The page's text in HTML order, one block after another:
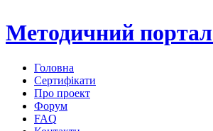
Методичний портал
Головна
Сертифікати
Про проект
Форум
FAQ